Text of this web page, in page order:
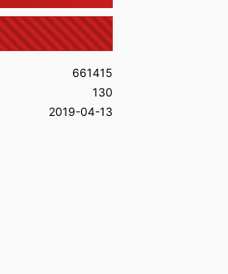
661415
130
2019-04-13